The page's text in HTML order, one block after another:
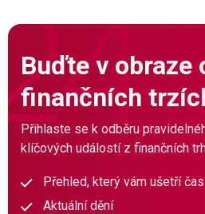
Buďte v obraze
finančních
Přihlaste se k odběru
klíčových událostí z finančních
Přehled, který vám ušetří čas
Aktuální dění